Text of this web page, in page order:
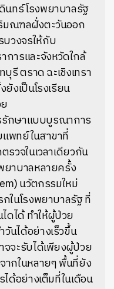
ทร์ โรงพยาบาลรัฐ
มณฑลฝั่งตะวันออก
วงจรให้กับ
การและจังหวัดใกล้
รี ตราด ฉะเชิงเทรา
งเป็นโรงเรียน
รักษาแบบบูรณาการ
พทย์ในสาขาที่
รวจในเวลาเดียวกัน
ยาบาลหลายครั้ง
นวัตกรรมใหม่
ในโรงพยาบาลรัฐ ที่
ดได้ ทำให้ผู้ป่วย
นได้อย่างเร็วขึ้น
จจะรับได้เพียงผู้ป่วย
ากในหลายๆ พื้นที่ยัง
ด้อย่างเต็มที่ในเดือน